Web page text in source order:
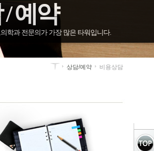
예약
학과 전문의가 가장 많은 타워입니다.
음낭수종
고환/부고환염
남성확대 클리닉
음경질환 클리닉
상담/예약 비용상담